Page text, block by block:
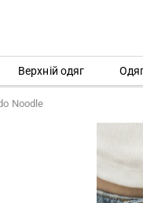
Верхній одяг
Noodle